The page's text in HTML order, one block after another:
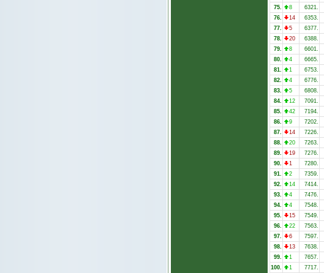
75.
8 6321.
76.
14 6353.
77.
5 6377.
78.
20 6388.
79.
8 6601.
80.
4 6665.
81.
1 6753.
82.
4 6776.
83.
5 6808.
84.
12 7091.
85.
42 7194.
86.
9 7202.
87.
14 7226.
88.
20 7263.
89.
19 7276.
90.
1 7280.
91.
2 7359.
92.
14 7414.
93.
4 7476.
94.
4 7548.
95.
15 7549.
96.
22 7563.
97.
6 7597.
98.
13 7638.
99.
1 7657.
100.
1 7717.